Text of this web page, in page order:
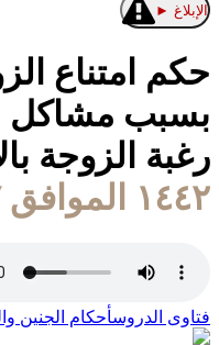
الإبلاغ ►
حكم امتناع
بسبب مشاكل
رغبة الزوجة
١٤٤٢ الموافق ١٧/سبتمبر/٢٠٢٠
فتاوى الدروسأحكام الجنين